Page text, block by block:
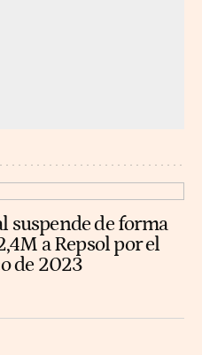
suspende de forma
a Repsol por el
de 2023